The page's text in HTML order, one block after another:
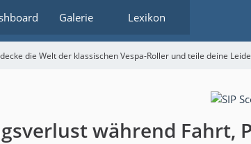
Galerie Lexikon
die Welt der klassischen Vespa-Roller und teile deine
während Fahrt,